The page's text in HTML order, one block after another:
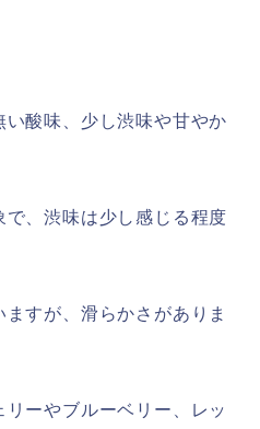
酸味、少し渋味や甘やか
、渋味は少し感じる程度
すが、滑らかさがありま
ーやブルーベリー、レッ